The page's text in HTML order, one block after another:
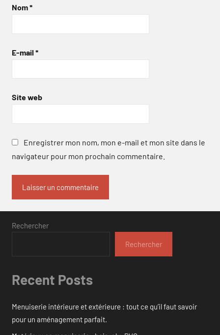
Nom*
E-mail *
Site web
Enregistrer mon nom, mon e-mail et mon site dans le
navigateur pour mon prochain commentaire.
Rechercher
Rechercher
Recent Posts
Menuiserie intérieure et extérieure : tout ce qu’il faut savoir
pour un aménagement parfait.